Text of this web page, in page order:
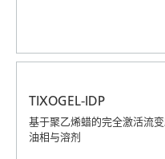
TIXOGEL-IDP
基于聚乙烯蜡的完全激活流
油相与溶剂